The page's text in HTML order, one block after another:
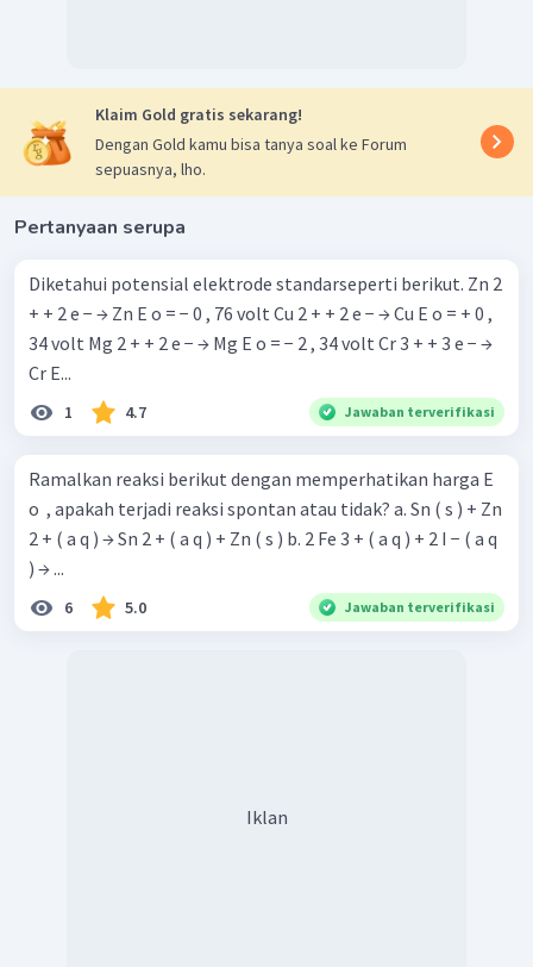
Klaim Gold gratis sekarang!
Dengan Gold kamu bisa tanya soal ke Forum
sepuasnya, lho.
Pertanyaan serupa
Diketahui potensial elektrode standarseperti berikut. Zn 2
+ + 2 e − → Zn E o = − 0 , 76 volt Cu 2 + + 2 e − → Cu E o = + 0 ,
34 volt Mg 2 + + 2 e − → Mg E o = − 2 , 34 volt Cr 3 + + 3 e − →
Cr E...
1 4.7 Jawaban terverifikasi
Ramalkan reaksi berikut dengan memperhatikan harga E
o ​ , apakah terjadi reaksi spontan atau tidak? a. Sn ( s ) + Zn
2 + ( a q ) → Sn 2 + ( a q ) + Zn ( s ) b. 2 Fe 3 + ( a q ) + 2 I − ( a q
) → ...
6 5.0 Jawaban terverifikasi
Iklan